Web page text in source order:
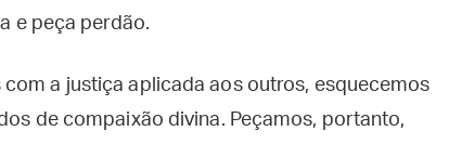
e peça perdão.
a justiça aplicada aos outros, esquecemos
de compaixão divina. Peçamos, portanto,